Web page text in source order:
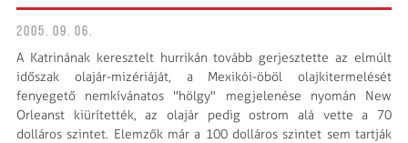
2005. 09. 06.
A Katrinának keresztelt hurrikán tovább gerjesztette az elmúlt
időszak olajár-mizériáját, a Mexikói-öböl olajkitermelését
fenyegető nemkívánatos "hölgy" megjelenése nyomán New
Orleanst kiürítették, az olajár pedig ostrom alá vette a 70
dolláros szintet. Elemzők már a 100 dolláros szintet sem tartják